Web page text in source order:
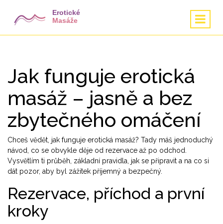
Jak funguje erotická
masáž – jasně a bez
zbytečného omáčení
Chceš vědět, jak funguje erotická masáž? Tady máš jednoduchý
návod, co se obvykle děje od rezervace až po odchod.
Vysvětlím ti průběh, základní pravidla, jak se připravit a na co si
dát pozor, aby byl zážitek příjemný a bezpečný.
Rezervace, příchod a první
kroky